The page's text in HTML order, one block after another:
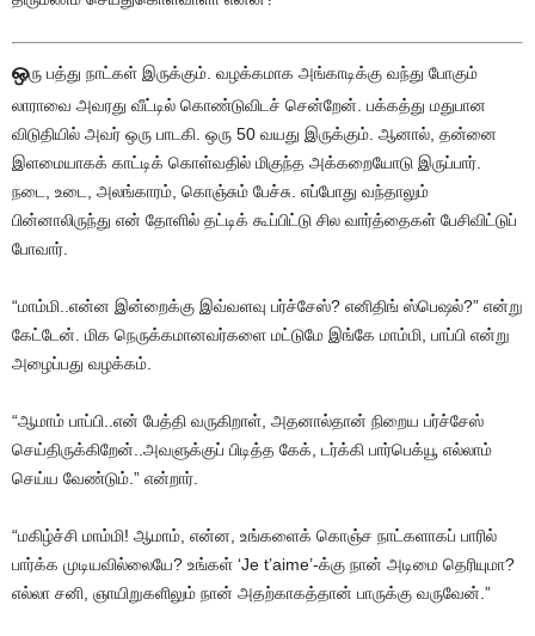
ஒரு பத்து நாட்கள் இருக்கும். வழக்கமாக அங்காடிக்கு வந்து போகும்
லாராவை அவரது வீட்டில் கொண்டுவிடச் சென்றேன். பக்கத்து மதுபான
விடுதியில் அவர் ஒரு பாடகி. ஒரு 50 வயது இருக்கும். ஆனால், தன்னை
இளமையாகக் காட்டிக் கொள்வதில் மிகுந்த அக்கறையோடு இருப்பார்.
நடை, உடை, அலங்காரம், கொஞ்சும் பேச்சு. எப்போது வந்தாலும்
பின்னாலிருந்து என் தோளில் தட்டிக் கூப்பிட்டு சில வார்த்தைகள் பேசிவிட்டுப்
போவார்.
“மாம்மி..என்ன இன்றைக்கு இவ்வளவு பர்ச்சேஸ்? எனிதிங் ஸ்பெஷல்?” என்று
கேட்டேன். மிக நெருக்கமானவர்களை மட்டுமே இங்கே மாம்மி, பாப்பி என்று
அழைப்பது வழக்கம்.
“ஆமாம் பாப்பி..என் பேத்தி வருகிறாள், அதனால்தான் நிறைய பர்ச்சேஸ்
செய்திருக்கிறேன்..அவளுக்குப் பிடித்த கேக், டர்க்கி பார்பெக்யூ எல்லாம்
செய்ய வேண்டும்.” என்றார்.
“மகிழ்ச்சி மாம்மி! ஆமாம், என்ன, உங்களைக் கொஞ்ச நாட்களாகப் பாரில்
பார்க்க முடியவில்லையே? உங்கள் ‘Je t’aime’-க்கு நான் அடிமை தெரியுமா?
எல்லா சனி, ஞாயிறுகளிலும் நான் அதற்காகத்தான் பாருக்கு வருவேன்.”